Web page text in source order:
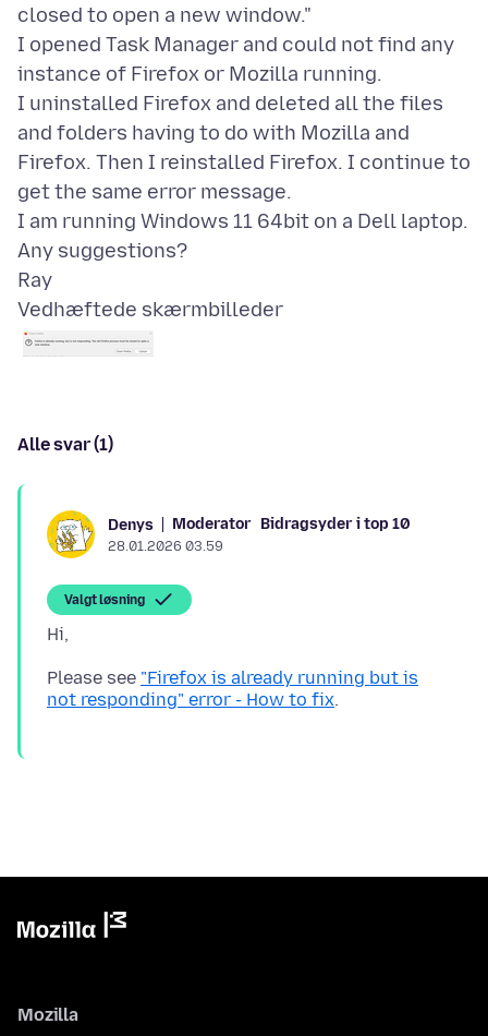
closed to open a new window."
I opened Task Manager and could not find any
instance of Firefox or Mozilla running.
I uninstalled Firefox and deleted all the files
and folders having to do with Mozilla and
Firefox. Then I reinstalled Firefox. I continue to
get the same error message.
I am running Windows 11 64bit on a Dell laptop.
Any suggestions?
Vedhæftede skærmbilleder
Alle svar (1)
Denys Moderator Bidragsyder i top 10
28.01.2026 03.59
Valgt løsning
Please see "Firefox is already running but is
not responding" error - How to fix
Mozilla